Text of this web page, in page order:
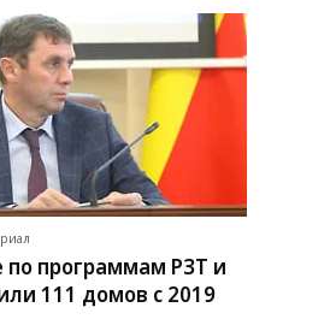
по программам РЗТ и
111 домов с 2019